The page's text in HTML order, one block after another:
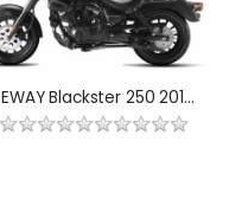
KEEWAY Blackster 250 2014-